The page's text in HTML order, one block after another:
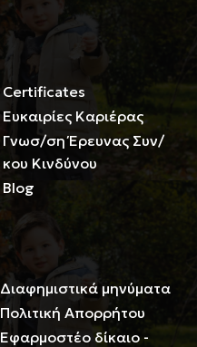
Certificates
Ευκαιρίες Καριέρας
Γνωσ/ση Έρευνας Συν/
κου Κινδύνου
Blog
Περιορισμοί ευθύνης
Διαφημιστικά μηνύματα
Πολιτική Απορρήτου
Εφαρμοστέο δίκαιο -